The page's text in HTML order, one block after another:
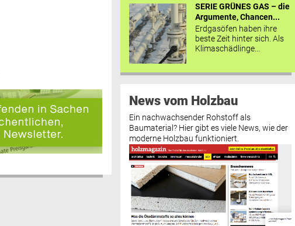
SERIE GRÜNES GAS – die
Argumente, Chancen...
Erdgasöfen haben ihre
beste Zeit hinter sich. Als
Klimaschädlinge...
News vom Holzbau
Ein nachwachsender Rohstoff als
Baumaterial? Hier gibt es viele News, wie der
moderne Holzbau funktioniert.